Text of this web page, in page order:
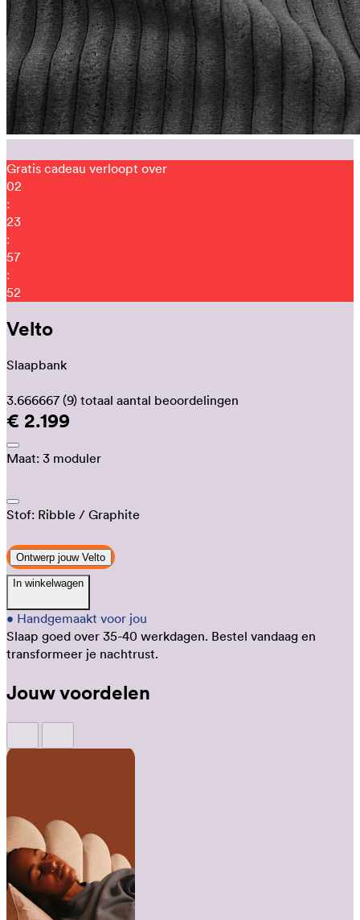
Gratis cadeau verloopt over
02
:
23
:
57
:
46
Velto
Slaapbank
3.666667 (9) totaal aantal beoordelingen
€ 2.199
Maat: 3 moduler
Stof: Ribble / Graphite
Ontwerp jouw Velto
In winkelwagen
• Handgemaakt voor jou
Slaap goed over 35-40 werkdagen. Bestel vandaag en
transformeer je nachtrust.
Jouw voordelen